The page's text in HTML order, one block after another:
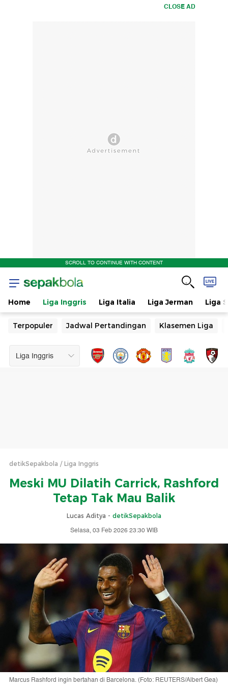
CLOSE AD
SCROLL TO CONTINUE WITH CONTENT
Home Liga Inggris Liga Italia Liga Jerman Liga
Terpopuler Jadwal Pertandingan Klasemen Liga
detikSepakbola Liga Inggris
Meski MU Dilatih Carrick, Rashford
Tetap Tak Mau Balik
Lucas Aditya - detikSepakbola
Selasa, 03 Feb 2026 23:30 WIB
Marcus Rashford ingin bertahan di Barcelona. (Foto: REUTERS/Albert Gea)